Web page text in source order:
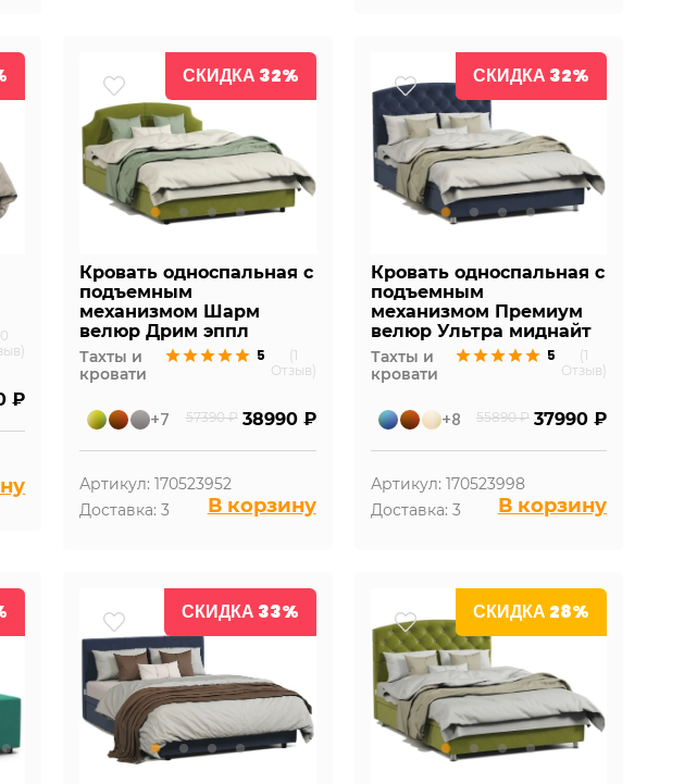
₽
СКИДКА 32%
Кровать односпальная с
подъемным
механизмом Шарм
велюр Дрим эппл
Тахты и
кровати
5
(1
Отзыв)
+7 57390 ₽ 38990 ₽
Артикул: 170523952
Доставка: 3
В корзину
СКИДКА 32%
Кровать односпальная с
подъемным
механизмом Премиум
велюр Ультра миднайт
Тахты и
кровати
5
(1
Отзыв)
+8 55890 ₽ 37990 ₽
Артикул: 170523998
Доставка: 3
В корзину
СКИДКА 33% СКИДКА 28%